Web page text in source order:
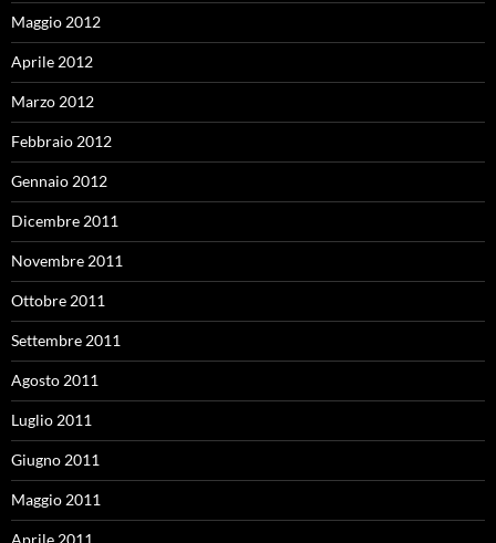
Maggio 2012
Aprile 2012
Marzo 2012
Febbraio 2012
Gennaio 2012
Dicembre 2011
Novembre 2011
Ottobre 2011
Settembre 2011
Agosto 2011
Luglio 2011
Giugno 2011
Maggio 2011
Aprile 2011